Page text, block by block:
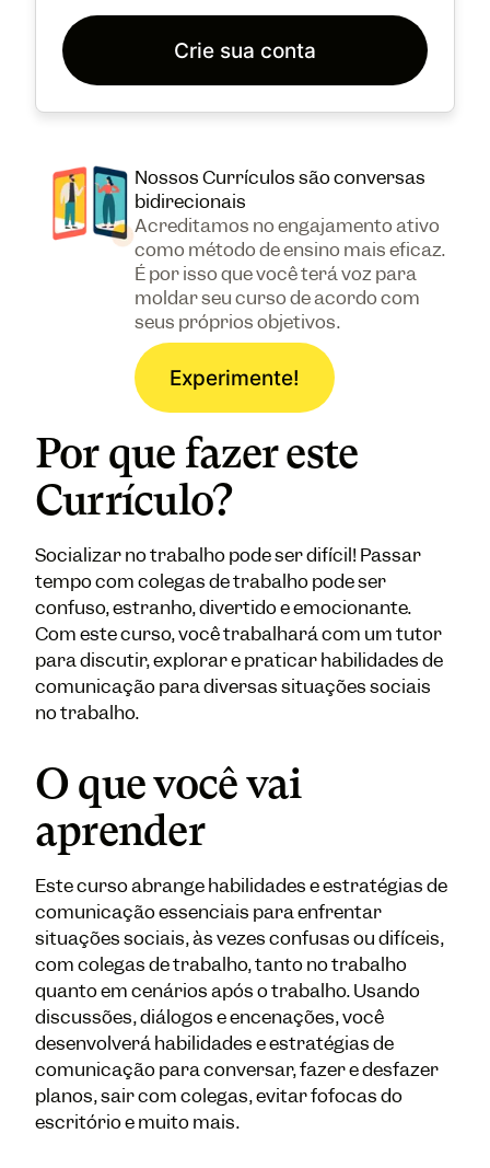
Crie sua conta
Nossos Currículos são conversas
bidirecionais
Acreditamos no engajamento ativo
como método de ensino mais eficaz.
É por isso que você terá voz para
moldar seu curso de acordo com
seus próprios objetivos.
Experimente!
Por que fazer este
Currículo?
Socializar no trabalho pode ser difícil! Passar
tempo com colegas de trabalho pode ser
confuso, estranho, divertido e emocionante.
Com este curso, você trabalhará com um tutor
para discutir, explorar e praticar habilidades de
comunicação para diversas situações sociais
no trabalho.
O que você vai
aprender
Este curso abrange habilidades e estratégias de
comunicação essenciais para enfrentar
situações sociais, às vezes confusas ou difíceis,
com colegas de trabalho, tanto no trabalho
quanto em cenários após o trabalho. Usando
discussões, diálogos e encenações, você
desenvolverá habilidades e estratégias de
comunicação para conversar, fazer e desfazer
planos, sair com colegas, evitar fofocas do
escritório e muito mais.